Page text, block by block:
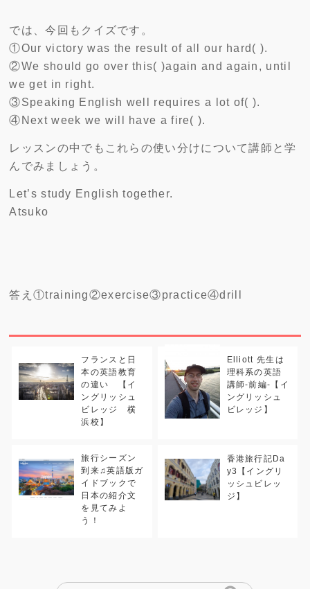
では、今回もクイズです。
①Our victory was the result of all our hard( ).
②We should go over this( )again and again, until
we get in right.
③Speaking English well requires a lot of( ).
④Next week we will have a fire( ).
レッスンの中でもこれらの使い分けについて講師と学
んでみましょう。
Let’s study English together.
Atsuko
答え①training②exercise③practice④drill
フランスと日
本の英語教育
の違い 【イ
ングリッシュ
ビレッジ 横
浜校】
Elliott 先生は
理科系の英語
講師-前編-【イ
ングリッシュ
ビレッジ】
旅行シーズン
到来♫英語版ガ
イドブックで
日本の紹介文
を見てみよ
う！
香港旅行記Da
y3【イングリ
ッシュビレッ
ジ】